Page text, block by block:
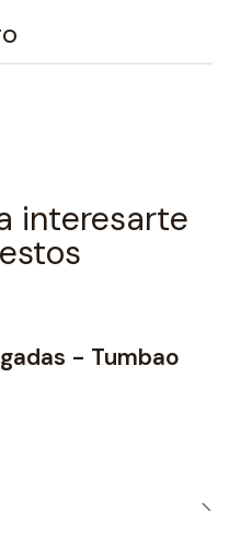
interesarte
- Tumbao